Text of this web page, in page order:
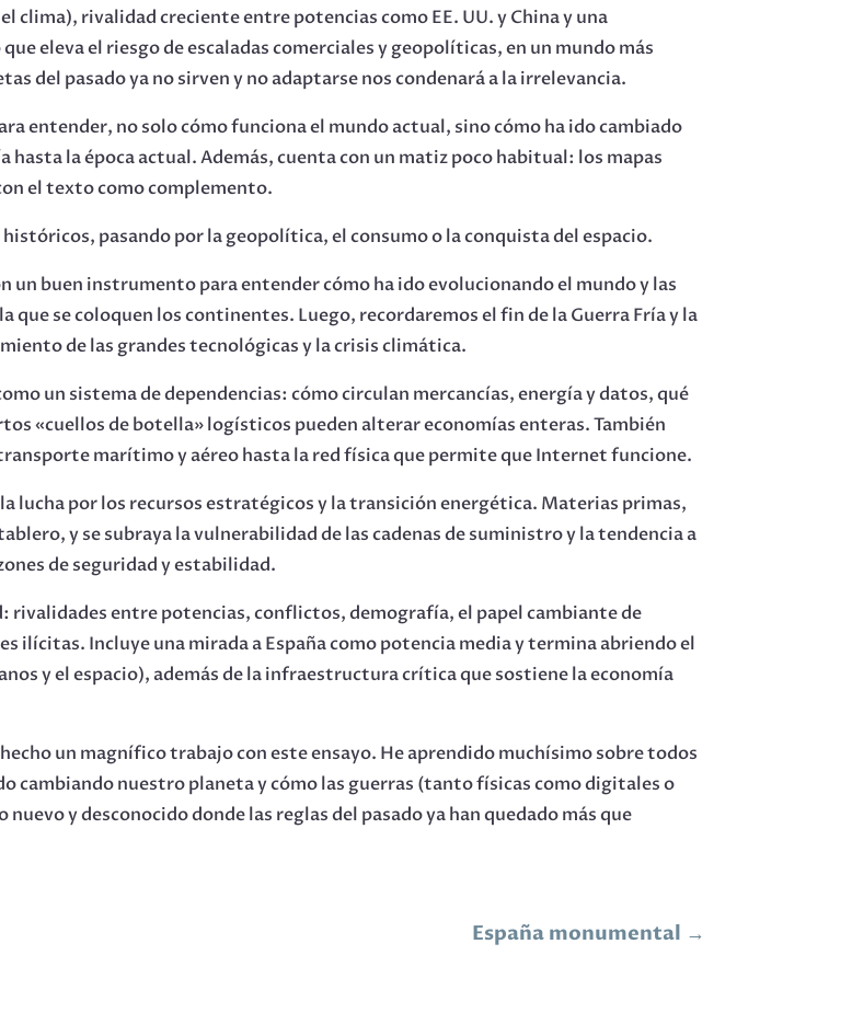
clima), rivalidad creciente entre potencias como EE. UU. y China y una
eleva el riesgo de escaladas comerciales y geopolíticas, en un mundo más
del pasado ya no sirven y no adaptarse nos condenará a la irrelevancia.
entender, no solo cómo funciona el mundo actual, sino cómo ha ido cambiado
hasta la época actual. Además, cuenta con un matiz poco habitual: los mapas
el texto como complemento.
pasando por la geopolítica, el consumo o la conquista del espacio.
un buen instrumento para entender cómo ha ido evolucionando el mundo y las
que se coloquen los continentes. Luego, recordaremos el fin de la Guerra Fría y la
de las grandes tecnológicas y la crisis climática.
un sistema de dependencias: cómo circulan mercancías, energía y datos, qué
«cuellos de botella» logísticos pueden alterar economías enteras. También
marítimo y aéreo hasta la red física que permite que Internet funcione.
lucha por los recursos estratégicos y la transición energética. Materias primas,
y se subraya la vulnerabilidad de las cadenas de suministro y la tendencia a
de seguridad y estabilidad.
rivalidades entre potencias, conflictos, demografía, el papel cambiante de
ilícitas. Incluye una mirada a España como potencia media y termina abriendo el
y el espacio), además de la infraestructura crítica que sostiene la economía
un magnífico trabajo con este ensayo. He aprendido muchísimo sobre todos
cambiando nuestro planeta y cómo las guerras (tanto físicas como digitales o
y desconocido donde las reglas del pasado ya han quedado más que
España monumental →